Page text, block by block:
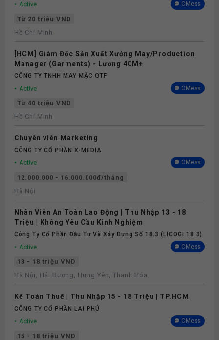
Active OMess
Từ 20 triệu VND
Hồ Chí Minh
[HCM] Giám Đốc Sản Xuất Xưởng May/Production
Manager (Garments) - Lương 40M+
CÔNG TY TNHH MAY MẶC QTF
Active OMess
Từ 40 triệu VND
Hồ Chí Minh
Chuyên viên Marketing
CÔNG TY CỔ PHẦN X-MEDIA
Active OMess
12.000.000 - 16.000.000đ/tháng
Hà Nội
Nhân Viên An Toàn Lao Động | Thu Nhập 13 - 18
Triệu | Không Yêu Cầu Kinh Nghiệm
Công Ty Cổ Phần Đầu Tư Và Xây Dựng Số 18.3 (LICOGI 18.3)
Active OMess
13 - 18 triệu VND
Hà Nội, Hải Dương, Hưng Yên, Thanh Hóa
Kế Toán Thuế | Thu Nhập 15 - 18 Triệu | TP.HCM
CÔNG TY CỔ PHẦN LAI PHÚ
Active OMess
15 - 18 triệu VND